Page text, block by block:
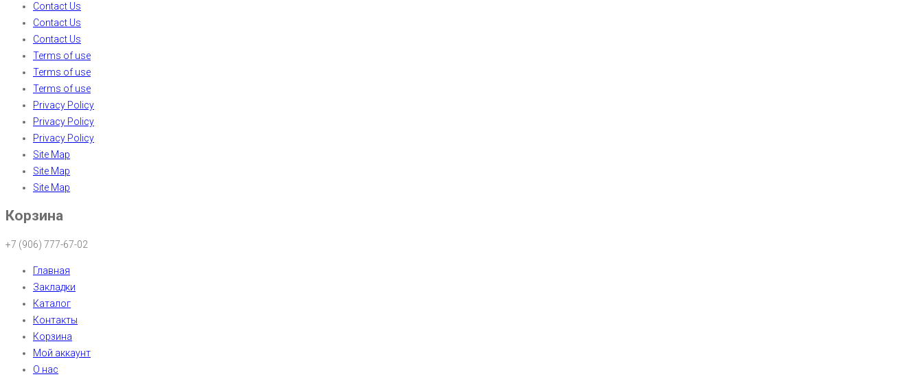
Contact Us
Contact Us
Contact Us
Terms of use
Terms of use
Terms of use
Privacy Policy
Privacy Policy
Privacy Policy
Site Map
Site Map
Site Map
Корзина
+7 (906) 777-67-02
Главная
Закладки
Каталог
Контакты
Корзина
Мой аккаунт
О нас